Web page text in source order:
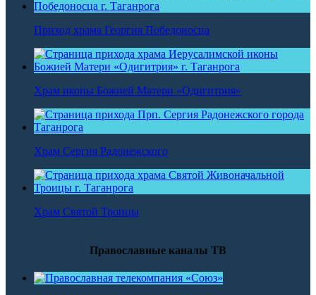
Приход храма Георгия Победоносца
Храм иконы Божией Матери «Одигитрия»
Храм Сергия Радонежского
Храм Святой Троицы
Православные каналы ТВ